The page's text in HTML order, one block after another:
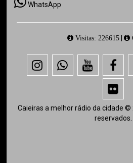
WhatsApp
Visitas: 226615 |
Caieiras a melhor rádio da cidade ©
reservados.